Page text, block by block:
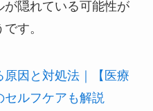
が隠れている可能性が
す。
原因と対処法｜【医療
セルフケアも解説